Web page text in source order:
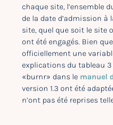
chaque site, l’ensemble
de la date d’admission à
site, quel que soit le site
ont été engagés. Bien
officiellement une
explications du tableau
«burnr» dans le manuel
version 1.3 ont été
n’ont pas été reprises